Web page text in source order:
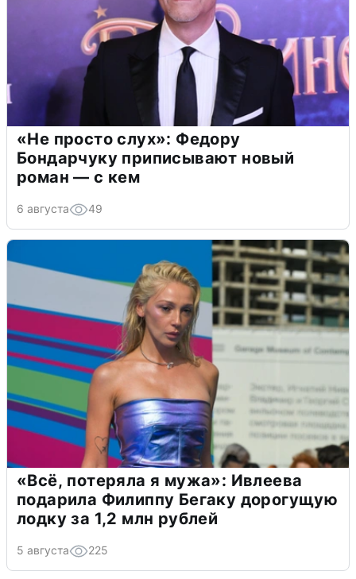
«Не просто слух»: Федору
Бондарчуку приписывают новый
роман — с кем
6 августа 49
«Всё, потеряла я мужа»: Ивлеева
подарила Филиппу Бегаку дорогущую
лодку за 1,2 млн рублей
5 августа 225